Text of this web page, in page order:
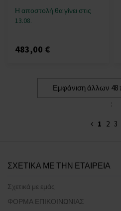
Η αποστολή θα γίνει στις
13.08.
483,00 €
Εμφάνιση άλλων 48
:
1 2 3
ΣΧΕΤΙΚΑ ΜΕ ΤΗΝ ΕΤΑΙΡΕΙΑ
Σχετικά με εμάς
ΦΟΡΜΑ ΕΠΙΚΟΙΝΩΝΙΑΣ